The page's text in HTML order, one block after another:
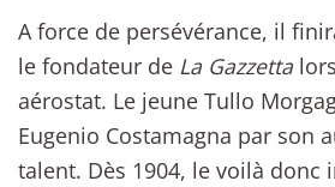
A force de persévérance, il
le fondateur de La Gazzetta
aérostat. Le jeune Tullo
Eugenio Costamagna par son
talent. Dès 1904, le voilà donc